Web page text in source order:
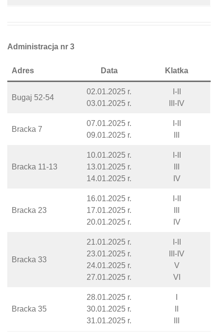
Administracja nr 3
Adres Data Klatka
Bugaj 52-54
02.01.2025 r.
03.01.2025 r.
I-II
III-IV
Bracka 7
07.01.2025 r.
09.01.2025 r.
I-II
Bracka 11-13
10.01.2025 r.
13.01.2025 r.
14.01.2025 r.
I-II
IV
Bracka 23
16.01.2025 r.
17.01.2025 r.
20.01.2025 r.
I-II
IV
Bracka 33
21.01.2025 r.
23.01.2025 r.
24.01.2025 r.
27.01.2025 r.
I-II
III-IV
V
VI
Bracka 35
28.01.2025 r.
30.01.2025 r.
31.01.2025 r.